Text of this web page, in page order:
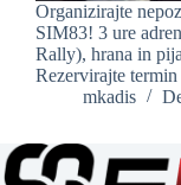
Organizirajte
SIM83! 3 ure
Rally), hrana in
Rezervirajte
mkadis